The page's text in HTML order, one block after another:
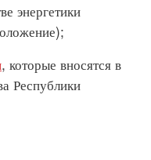
энергетики
, которые вносятся в
Республики